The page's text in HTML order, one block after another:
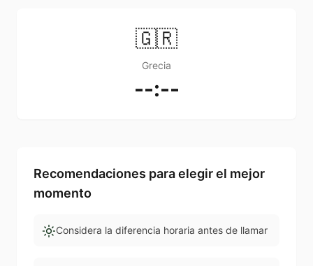
🇬🇷
Grecia
--:--
Recomendaciones para elegir el mejor
momento
Considera la diferencia horaria antes de llamar